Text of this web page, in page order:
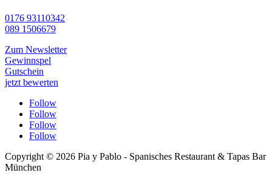
0176 93110342
089 1506679
Zum Newsletter
Gewinnspel
Gutschein
jetzt bewerten
Follow
Follow
Follow
Follow
Copyright © 2026 Pia y Pablo - Spanisches Restaurant & Tapas Bar
München